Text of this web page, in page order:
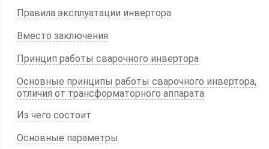
Правила эксплуатации инвертора
Вместо заключения
Принцип работы сварочного инвертора
Основные принципы работы сварочного инвертора,
отличия от трансформаторного аппарата
Из чего состоит
Основные параметры